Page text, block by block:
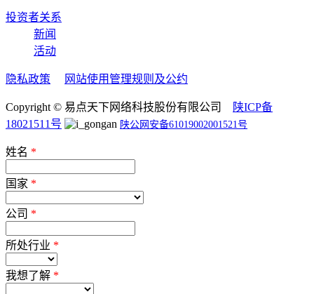
投资者关系
新闻
活动
隐私政策 网站使用管理规则及公约
Copyright © 易点天下网络科技股份有限公司
陕ICP备
18021511号
陕公网安备61019002001521号
姓名 *
国家 *
公司 *
所处行业 *
我想了解 *